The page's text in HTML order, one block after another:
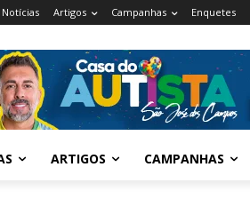
Notícias Artigos Campanhas Enquetes
ARTIGOS CAMPANHAS